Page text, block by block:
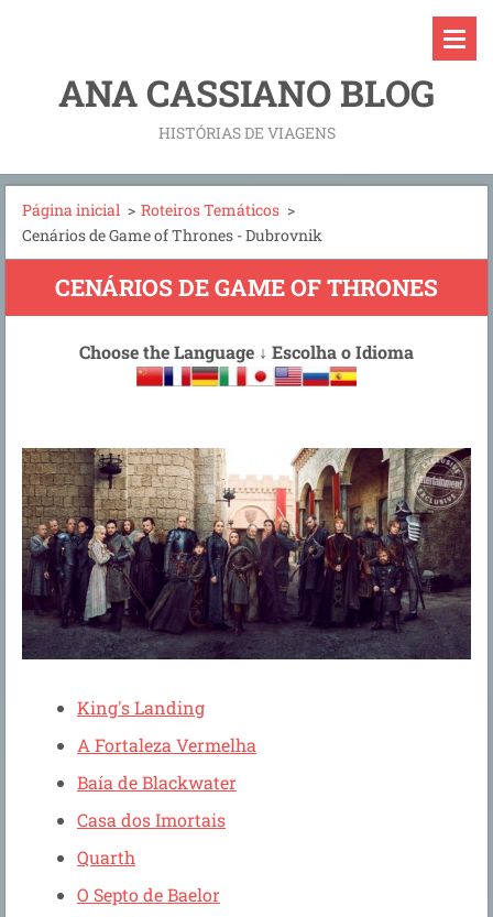
ANA CASSIANO BLOG
HISTÓRIAS DE VIAGENS
Página inicial > Roteiros Temáticos >
Cenários de Game of Thrones - Dubrovnik
CENÁRIOS DE GAME OF THRONES
Choose the Language ↓ Escolha o Idioma
King's Landing
A Fortaleza Vermelha
Baía de Blackwater
Casa dos Imortais
Quarth
O Septo de Baelor